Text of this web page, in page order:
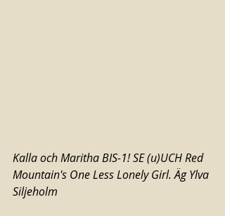
Kalla och Maritha BIS-1! SE (u)UCH Red
Mountain's One Less Lonely Girl. Äg Ylva
Siljeholm